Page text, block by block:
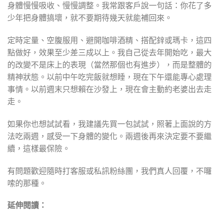
身體慢慢吸收、慢慢調整。我常跟客戶說一句話：你花了多
少年把身體搞壞，就不要期待幾天就能補回來。
定時定量、空腹服用、避開咖啡酒精、搭配鋅或瑪卡，這四
點做好，效果至少差三成以上。我自己從去年開始吃，最大
的改變不是床上的表現（當然那個也有進步），而是整體的
精神狀態。以前中午吃完飯就想睡，現在下午還能專心處理
事情。以前週末只想賴在沙發上，現在會主動約老婆出去走
走。
如果你也想試試看，我建議先買一包試試，照著上面說的方
法吃兩週，感受一下身體的變化。兩週後再來決定要不要繼
續，這樣最保險。
有問題歡迎隨時打客服或私訊粉絲團，我們真人回覆，不囉
嗦的那種。
延伸閱讀：